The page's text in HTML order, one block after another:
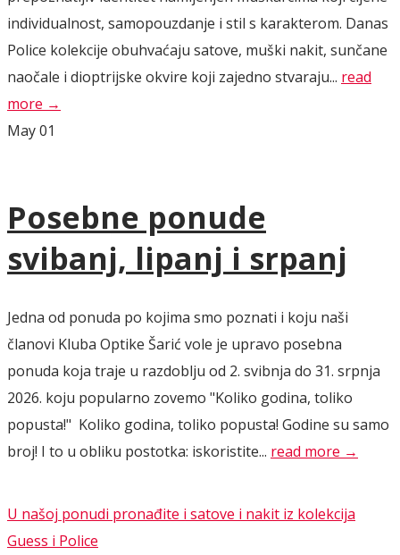
individualnost, samopouzdanje i stil s karakterom. Danas
Police kolekcije obuhvaćaju satove, muški nakit, sunčane
naočale i dioptrijske okvire koji zajedno stvaraju... read
more →
May01
Posebne ponude
svibanj, lipanj i srpanj
Jedna od ponuda po kojima smo poznati i koju naši
članovi Kluba Optike Šarić vole je upravo posebna
ponuda koja traje u razdoblju od 2. svibnja do 31. srpnja
2026. koju popularno zovemo "Koliko godina, toliko
popusta!" Koliko godina, toliko popusta! Godine su samo
broj! I to u obliku postotka: iskoristite... read more →
U našoj ponudi pronađite i satove i nakit iz kolekcija
Guess i Police